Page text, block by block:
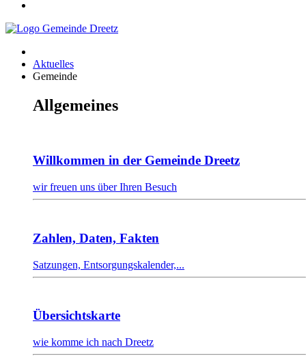
Aktuelles
Gemeinde
Allgemeines
Willkommen in der Gemeinde Dreetz
wir freuen uns über Ihren Besuch
Zahlen, Daten, Fakten
Satzungen, Entsorgungskalender,...
Übersichtskarte
wie komme ich nach Dreetz